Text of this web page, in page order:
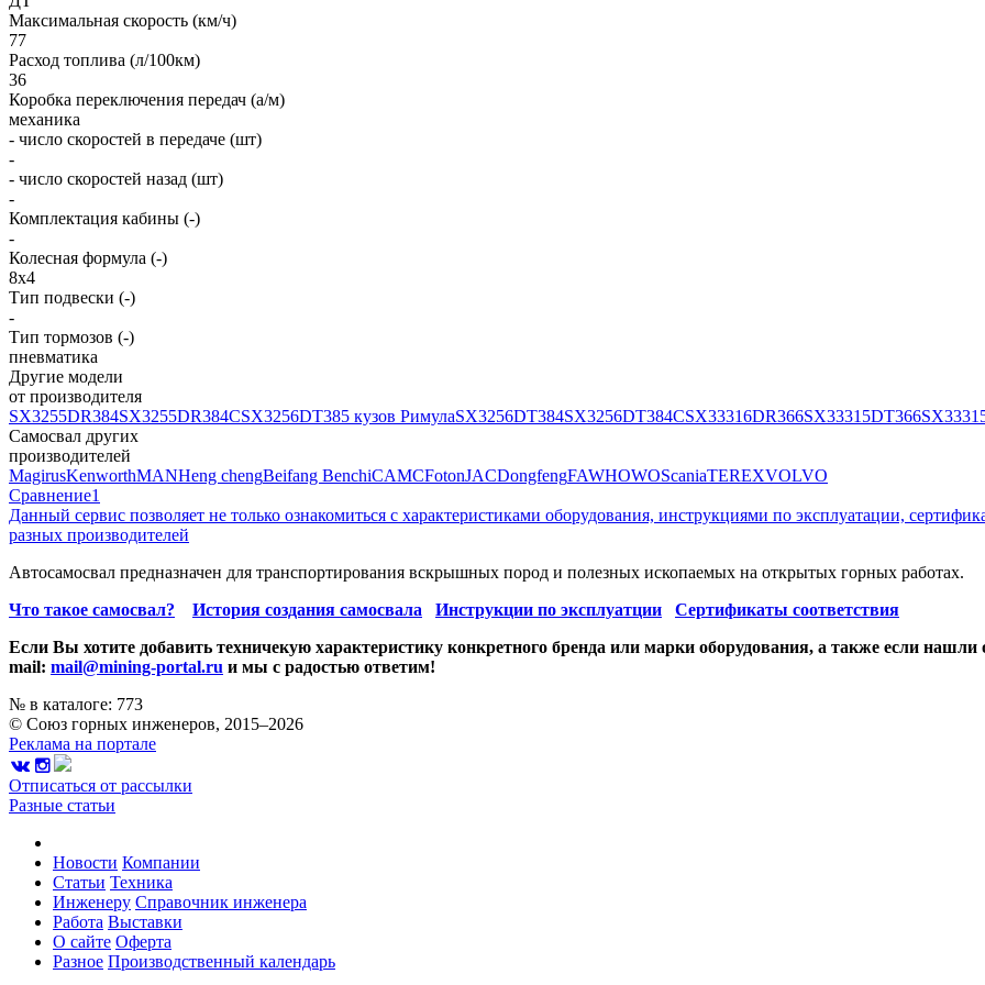
Максимальная скорость (км/ч)
77
Расход топлива (л/100км)
36
Коробка переключения передач (а/м)
механика
- число скоростей в передаче (шт)
-
- число скоростей назад (шт)
-
Комплектация кабины (-)
-
Колесная формула (-)
8х4
Тип подвески (-)
-
Тип тормозов (-)
пневматика
Другие модели
от производителя
SX3255DR384SX3255DR384CSX3256DT385 кузов РимулаSX3256DT384SX3256DT384СSX33316DR366SX33315DT366
Самосвал других
производителей
MagirusKenworthMANHeng chengBeifang BenchiCAMCFotonJACDongfengFAWHOWOScaniaTEREXVOLVO
Сравнение1
Данный сервис позволяет не только ознакомиться с характеристиками оборудования, инструкциями по эксплуатации,
разных производителей
Автосамосвал предназначен для транспортирования вскрышных пород и полезных ископаемых на открытых горных работах.
Что такое самосвал?
История создания самосвала Инструкции по эксплуатции
Сертификаты соответствия
Если Вы хотите добавить техничекую характеристику конкретного бренда или марки оборудования, а также если
mail: mail@mining-portal.ru и мы с радостью ответим!
№ в каталоге: 773
© Союз горных инженеров, 2015–2026
Реклама на портале
Отписаться от рассылки
Разные статьи
Новости Компании
Статьи Техника
Инженеру Справочник инженера
Работа Выставки
О сайте Оферта
Разное Производственный календарь